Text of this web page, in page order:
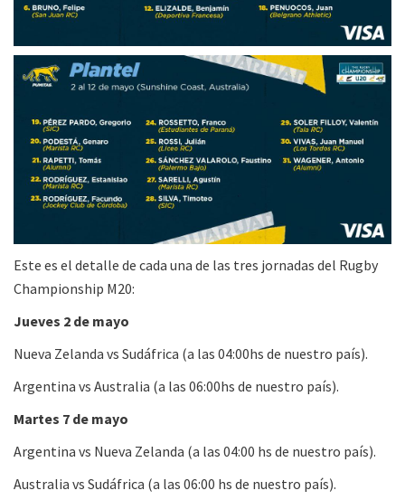
Este es el detalle de cada una de las tres jornadas del Rugby
Championship M20:
Jueves 2 de mayo
Nueva Zelanda vs Sudáfrica (a las 04:00hs de nuestro país).
Argentina vs Australia (a las 06:00hs de nuestro país).
Martes 7 de mayo
Argentina vs Nueva Zelanda (a las 04:00 hs de nuestro país).
Australia vs Sudáfrica (a las 06:00 hs de nuestro país).